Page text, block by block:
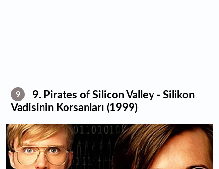
9
9. Pirates of Silicon Valley - Silikon
Vadisinin Korsanları (1999)